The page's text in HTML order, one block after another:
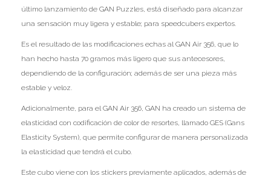
último lanzamiento de GAN Puzzles, está diseñado para alcanzar
una sensación muy ligera y estable; para speedcubers expertos.
Es el resultado de las modificaciones echas al GAN Air 356, que lo
han hecho hasta 70 gramos más ligero que sus antecesores,
dependiendo de la configuración; además de ser una pieza más
estable y veloz.
Adicionalmente, para el GAN Air 356, GAN ha creado un sistema de
elasticidad con codificación de color de resortes, llamado GES (Gans
Elasticity System), que permite configurar de manera personalizada
la elasticidad que tendrá el cubo.
Este cubo viene con los stickers previamente aplicados, además de